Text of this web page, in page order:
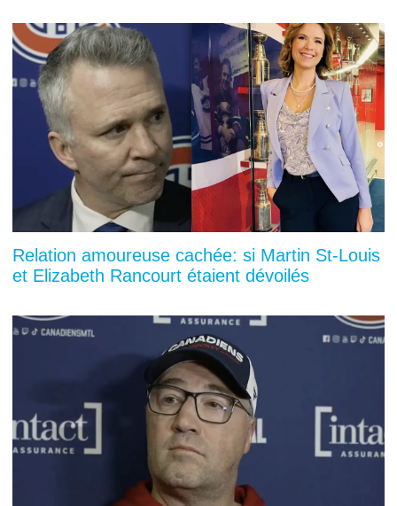
Relation amoureuse cachée: si Martin St-Louis
et Elizabeth Rancourt étaient dévoilés